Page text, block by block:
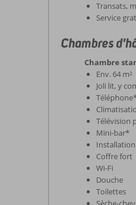
Transats,
Service
Chambres
Chambre
Env. 64 m²
Joli lit, y
Télévision
Mini-bar*
Coffre fort
Wi-Fi
Douche
Toilettes